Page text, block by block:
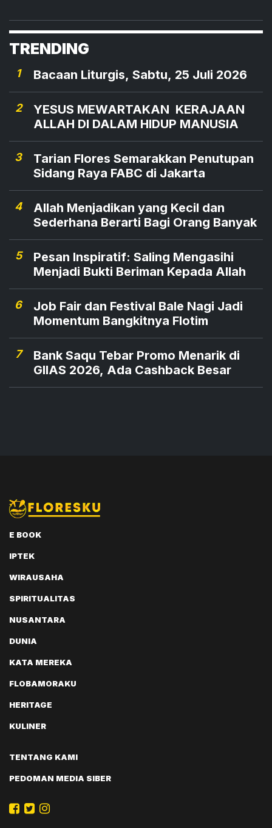
beberapa wilayah Provinsi NTT
TRENDING
1 Bacaan Liturgis, Sabtu, 25 Juli 2026
2
YESUS MEWARTAKAN KERAJAAN
ALLAH DI DALAM HIDUP MANUSIA
3
Tarian Flores Semarakkan Penutupan
Sidang Raya FABC di Jakarta
4
Allah Menjadikan yang Kecil dan
Sederhana Berarti Bagi Orang Banyak
5
Pesan Inspiratif: Saling Mengasihi
Menjadi Bukti Beriman Kepada Allah
6
Job Fair dan Festival Bale Nagi Jadi
Momentum Bangkitnya Flotim
7
Bank Saqu Tebar Promo Menarik di
GIIAS 2026, Ada Cashback Besar
E BOOK
IPTEK
WIRAUSAHA
SPIRITUALITAS
NUSANTARA
DUNIA
KATA MEREKA
FLOBAMORAKU
HERITAGE
KULINER
TENTANG KAMI
PEDOMAN MEDIA SIBER